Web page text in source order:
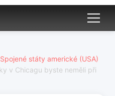
Spojené státy americké (USA)
v Chicagu byste neměli při